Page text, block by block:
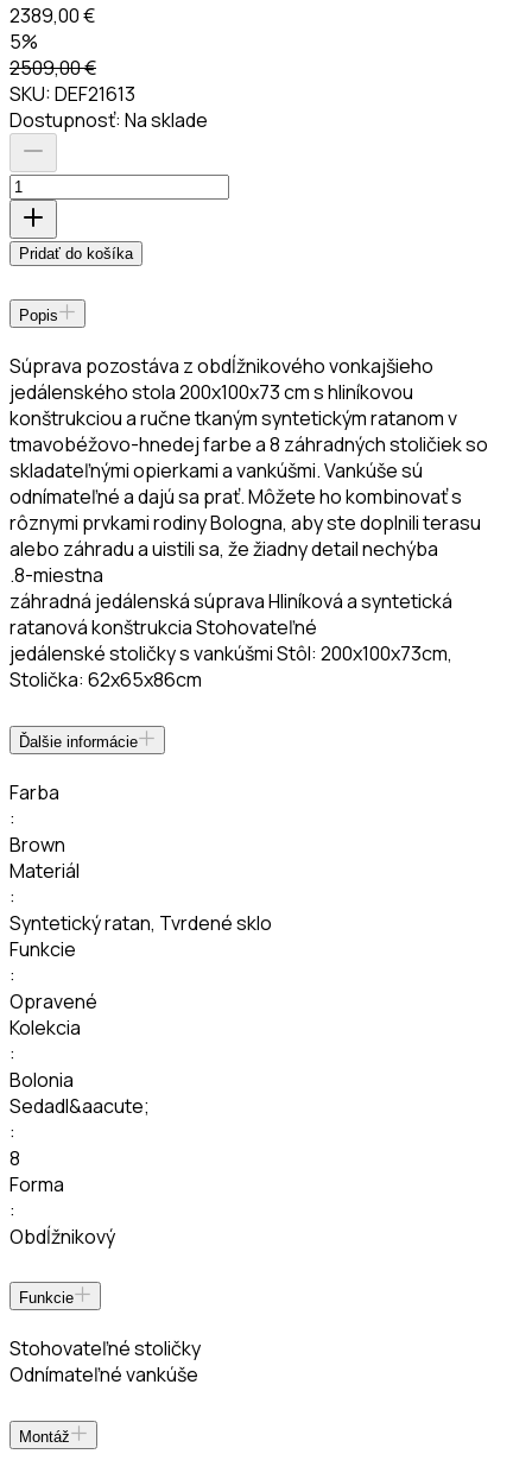
2389,00 €
5%
2509,00 €
SKU:DEF21613
Dostupnosť: Na sklade
Pridať do košíka
Popis
Súprava pozostáva z obdĺžnikového vonkajšieho
jedálenského stola 200x100x73 cm s hliníkovou
konštrukciou a ručne tkaným syntetickým ratanom v
tmavobéžovo-hnedej farbe a 8 záhradných stoličiek so
skladateľnými opierkami a vankúšmi. Vankúše sú
odnímateľné a dajú sa prať. Môžete ho kombinovať s
rôznymi prvkami rodiny Bologna, aby ste doplnili terasu
alebo záhradu a uistili sa, že žiadny detail nechýba
.8-miestna
záhradná jedálenská súprava Hliníková a syntetická
ratanová konštrukcia Stohovateľné
jedálenské stoličky s vankúšmi Stôl: 200x100x73cm,
Stolička: 62x65x86cm
Ďalšie informácie
Farba
:
Brown
Materiál
:
Syntetický ratan, Tvrdené sklo
Funkcie
:
Opravené
Kolekcia
:
Bolonia
Sedadl&aacute;
:
8
Forma
:
Obdĺžnikový
Funkcie
Stohovateľné stoličky
Odnímateľné vankúše
Montáž